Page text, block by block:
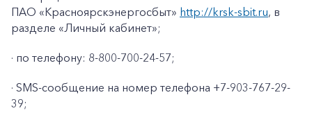
ПАО «Красноярскэнергосбыт» http://krsk-sbit.ru, в
разделе «Личный кабинет»;
· по телефону: 8-800-700-24-57;
· SMS-сообщение на номер телефона +7-903-767-29-
39;